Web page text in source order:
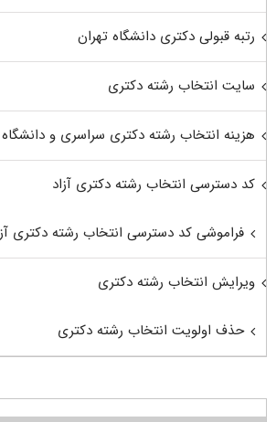
رتبه قبولی دکتری دانشگاه تهران
سایت انتخاب رشته دکتری
هزینه انتخاب رشته دکتری سراسری و دانشگاه
کد دسترسی انتخاب رشته دکتری آزاد
فراموشی کد دسترسی انتخاب رشته دکتری
ویرایش انتخاب رشته دکتری
حذف اولویت انتخاب رشته دکتری